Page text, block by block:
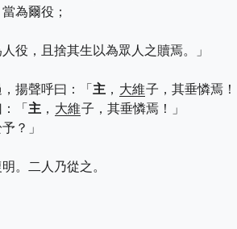
為爾役；
役，且捨其生以為眾人之贖焉。」
揚聲呼曰：「 主 ， 大維子，其垂憐焉！
「 主 ， 大維子，其垂憐焉！」
？」
。二人乃從之。